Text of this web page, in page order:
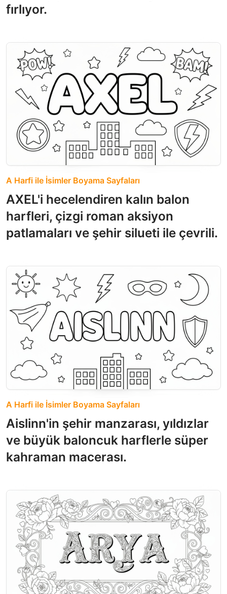
fırlıyor.
A Harfi ile İsimler Boyama Sayfaları
AXEL'i hecelendiren kalın balon
harfleri, çizgi roman aksiyon
patlamaları ve şehir silueti ile çevrili.
A Harfi ile İsimler Boyama Sayfaları
Aislinn'in şehir manzarası, yıldızlar
ve büyük baloncuk harflerle süper
kahraman macerası.